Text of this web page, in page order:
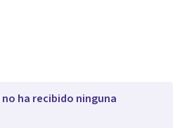
ha recibido ninguna